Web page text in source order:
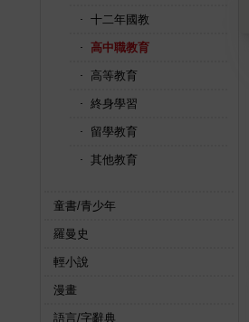
十二年國教
高中職教育
高等教育
終身學習
留學教育
其他教育
童書/青少年
羅曼史
輕小說
漫畫
語言/字辭典